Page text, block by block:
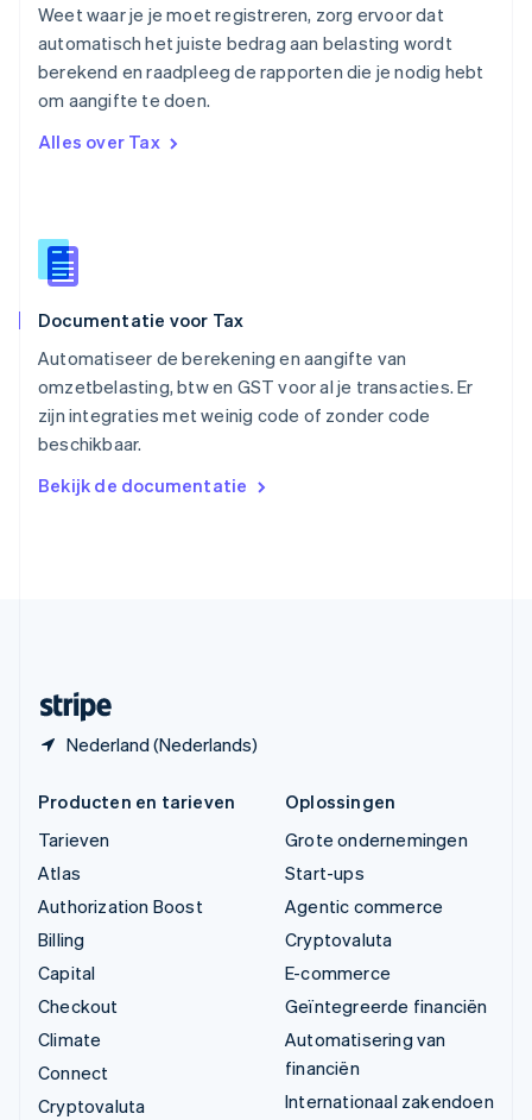
Weet waar je je moet registreren, zorg ervoor dat
automatisch het juiste bedrag aan belasting wordt
berekend en raadpleeg de rapporten die je nodig hebt
om aangifte te doen.
Alles over Tax
Documentatie voor Tax
Automatiseer de berekening en aangifte van
omzetbelasting, btw en GST voor al je transacties. Er
zijn integraties met weinig code of zonder code
beschikbaar.
Bekijk de documentatie
Nederland (Nederlands)
English
Portugal
English
Roemenië
English
Singapore
English 简体中文
English
Spanje
Thailand
ไทยEnglish
Tsjechië
Vasteland van China
简体中文English
English
Producten en tarieven
Tarieven
Atlas
Authorization Boost
Billing
Capital
Checkout
Climate
Connect
Cryptovaluta
Oplossingen
Grote ondernemingen
Start-ups
Agentic commerce
Cryptovaluta
E-commerce
Geïntegreerde financiën
Automatisering van
financiën
Internationaal zakendoen